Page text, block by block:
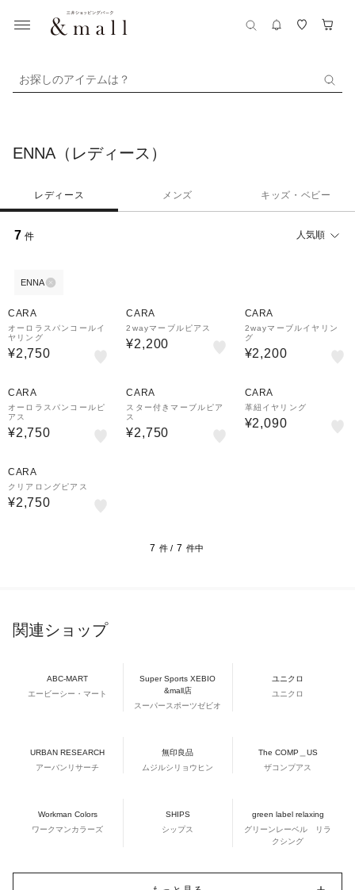
お探しのアイテムは？
ENNA（レディース）
レディース メンズ キッズ・ベビー
7 件 人気順
ENNA
CARA
オーロラスパンコールイ
ヤリング
¥2,750
CARA
2wayマーブルピアス
¥2,200
CARA
2wayマーブルイヤリン
グ
¥2,200
CARA
オーロラスパンコールピ
アス
¥2,750
CARA
スター付きマーブルピア
ス
¥2,750
CARA
革紐イヤリング
¥2,090
CARA
クリアロングピアス
¥2,750
7 件 / 7 件中
関連ショップ
ABC-MART
エービーシー・マート
Super Sports XEBIO
&mall店
スーパースポーツゼビオ
ユニクロ
ユニクロ
URBAN RESEARCH
アーバンリサーチ
無印良品
ムジルシリョウヒン
The COMP＿US
ザコンプアス
Workman Colors
ワークマンカラーズ
SHIPS
シップス
green label relaxing
グリーンレーベル リラ
クシング